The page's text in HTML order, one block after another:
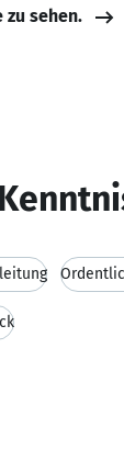
zu sehen.